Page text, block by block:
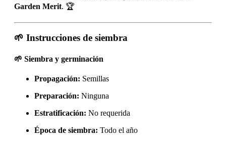
Garden Merit. 🏆
🌱 Instrucciones de siembra
🌱 Siembra y germinación
Propagación: Semillas
Preparación: Ninguna
Estratificación: No requerida
Época de siembra: Todo el año